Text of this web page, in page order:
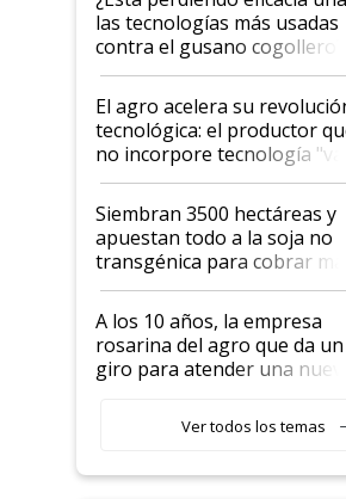
salto tecnológico en
rendimiento
las tecnologías más usadas
contra el gusano cogollero?
desafío de una tecnología
El agro acelera su
tecnológica: el productor
no incorpore tecnología "va a
perder el tren"
Siembran 3500 hectáreas y
apuestan todo a la soja no
transgénica para cobrar más
por tonelada: compraron
semillero
A los 10 años, la empresa
rosarina del agro que da un
giro para atender una nueva
Ver todos los temas